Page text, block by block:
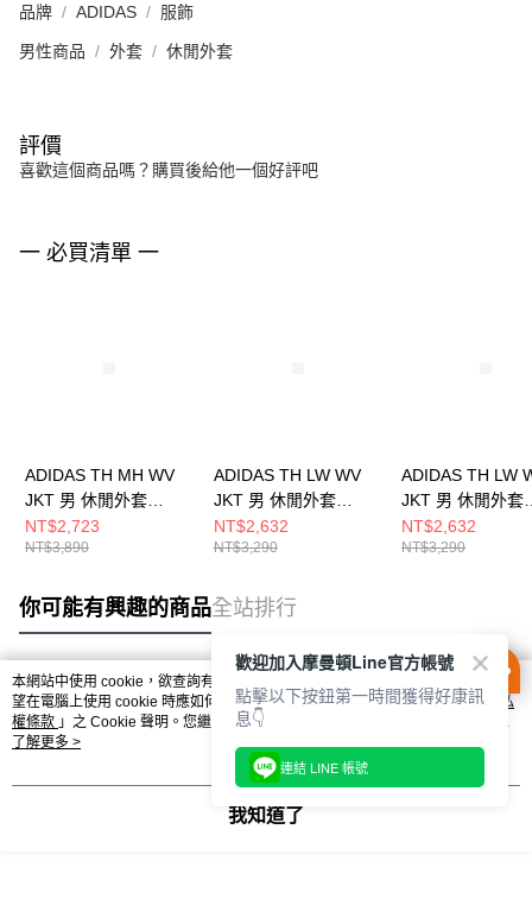
品牌 ADIDAS 服飾
男性商品 外套 休閒外套
評價
喜歡這個商品嗎？購買後給他一個好評吧
一 必買清單 一
ADIDAS TH MH WV
JKT 男 休閒外套
JZ8413
NT$2,723
NT$3,890
ADIDAS TH LW WV
JKT 男 休閒外套
KR2512
NT$2,632
NT$3,290
ADIDAS TH LW
JKT 男 休閒外套
KR2511
NT$2,632
NT$3,290
你可能有興趣的商品全站排行
熱門標籤
本網站中使用 cookie，欲查詢有關本網站使用 cookie 方式之詳情，及若您不希
望在電腦上使用 cookie 時應如何變更電腦的 cookie 設定，請參閱本網站「
隱私
權條款 」之 Cookie 聲明。您繼續使用本網站即表示您同意本公司得按本網站使
用條款之 Cookie 聲明使用 cookie。
了解更多 >
我知道了
歡迎加入摩曼頓Line官方帳號
點擊以下按鈕第一時間獲得好康訊
息👇
連結 LINE 帳號